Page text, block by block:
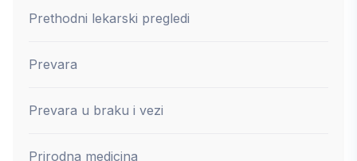
Prethodni lekarski pregledi
Prevara
Prevara u braku i vezi
Prirodna medicina